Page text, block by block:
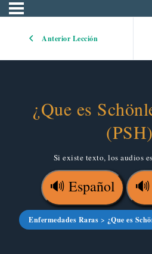
Anterior Lección
¿Que es
Si existe texto, los audios
🔊 Español
Enfermedades Raras ¿Que es